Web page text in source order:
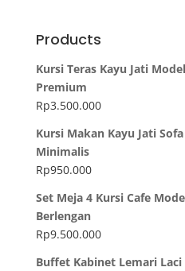
Products
Kursi Teras Kayu Jati
Premium
Rp3.500.000
Kursi Makan Kayu Jati
Minimalis
Rp950.000
Set Meja 4 Kursi Cafe
Berlengan
Rp9.500.000
Buffet Kabinet Lemari